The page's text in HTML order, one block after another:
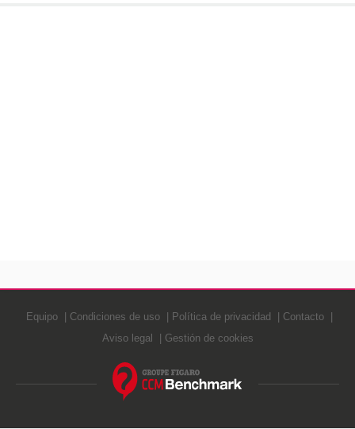
Equipo Condiciones de uso Política de privacidad
Contacto
Aviso legal
Gestión de cookies